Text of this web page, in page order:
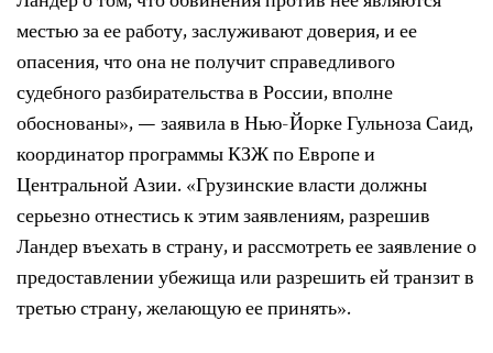
местью за ее работу, заслуживают доверия, и ее
опасения, что она не получит справедливого
судебного разбирательства в России, вполне
обоснованы», — заявила в Нью-Йорке Гульноза Саид,
координатор программы КЗЖ по Европе и
Центральной Азии. «Грузинские власти должны
серьезно отнестись к этим заявлениям, разрешив
Ландер въехать в страну, и рассмотреть ее заявление о
предоставлении убежища или разрешить ей транзит в
третью страну, желающую ее принять».